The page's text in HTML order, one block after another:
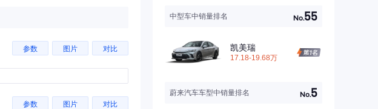
参数 图片 对比
参数 图片 对比
中型车中销量排名 No.55
凯美瑞
17.18-19.68万
蔚来汽车车型中销量排名 No.5